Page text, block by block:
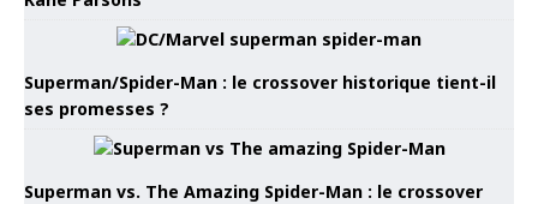
Superman/Spider-Man : le crossover historique tient-il
ses promesses ?
Superman vs. The Amazing Spider-Man : le crossover